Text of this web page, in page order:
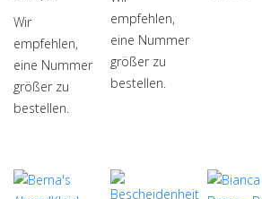
auf
der
Produktseite
gewählt
werden
Wir
empfehlen,
eine Nummer
größer zu
bestellen.
der
Produktseite
gewählt
werden
empfehlen,
eine Nummer
größer zu
bestellen.